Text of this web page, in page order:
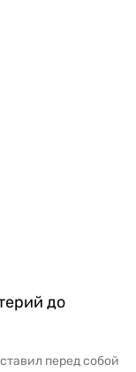
до
перед собой